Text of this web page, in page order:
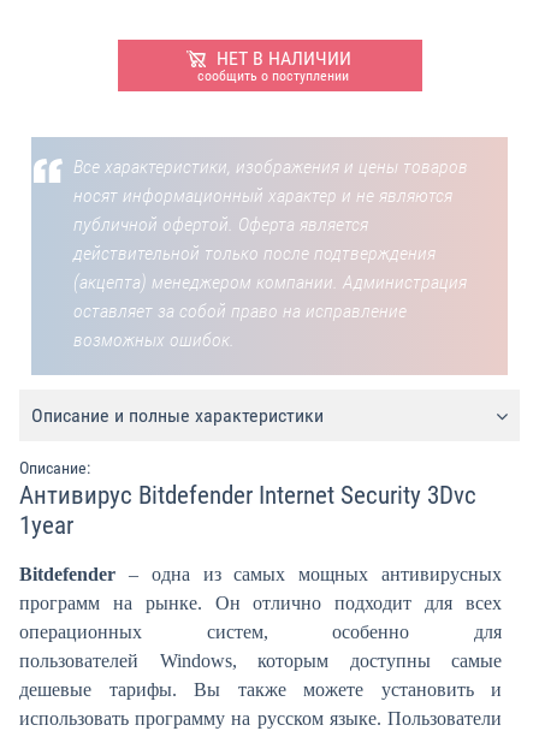
НЕТ В НАЛИЧИИ
сообщить о поступлении
Все характеристики, изображения и цены товаров
носят информационный характер и не являются
публичной офертой. Оферта является
действительной только после подтверждения
(акцепта) менеджером компании. Администрация
оставляет за собой право на исправление
возможных ошибок.
Описание и полные характеристики
Описание:
Антивирус Bitdefender Internet Security 3Dvc
1year
Bitdefender – одна из самых мощных антивирусных
программ на рынке. Он отлично подходит для всех
операционных систем, особенно для
пользователей Windows, которым доступны самые
дешевые тарифы. Вы также можете установить и
использовать программу на русском языке. Пользователи